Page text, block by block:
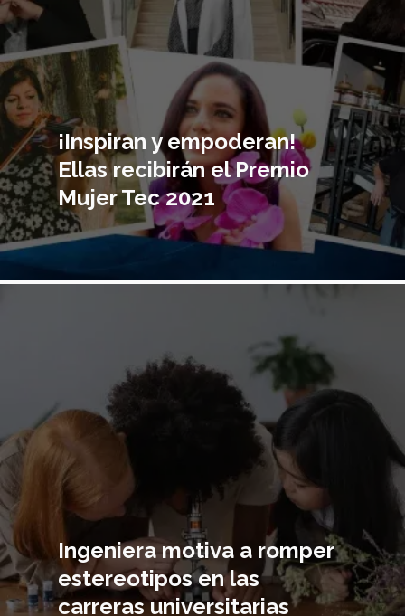
¡Inspiran y empoderan!
Ellas recibirán el Premio
Mujer Tec 2021
Ingeniera motiva a romper
estereotipos en las
carreras universitarias